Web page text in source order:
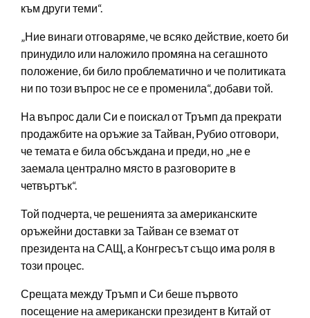
към други теми“.
„Ние винаги отговаряме, че всяко действие, което би
принудило или наложило промяна на сегашното
положение, би било проблематично и че политиката
ни по този въпрос не се е променила“, добави той.
На въпрос дали Си е поискал от Тръмп да прекрати
продажбите на оръжие за Тайван, Рубио отговори,
че темата е била обсъждана и преди, но „не е
заемала централно място в разговорите в
четвъртък“.
Той подчерта, че решенията за американските
оръжейни доставки за Тайван се вземат от
президента на САЩ, а Конгресът също има роля в
този процес.
Срещата между Тръмп и Си беше първото
посещение на американски президент в Китай от